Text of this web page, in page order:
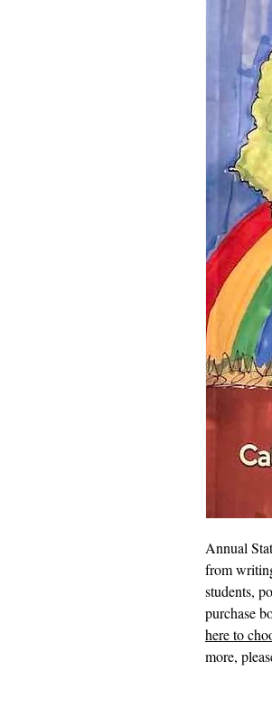
Annual
from
students,
purchase
here to
more,